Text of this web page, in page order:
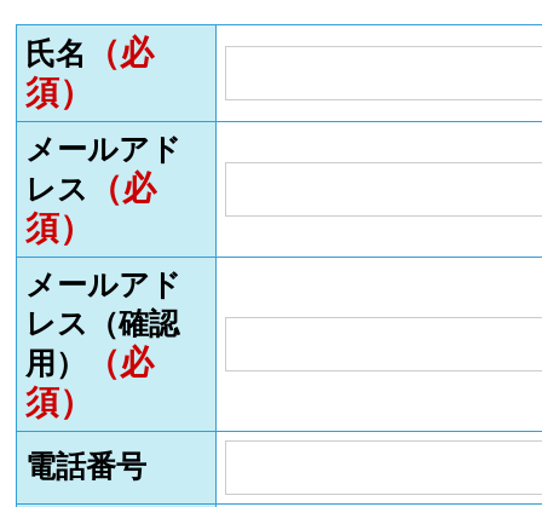
氏名
（必
須）
メールアド
レス
（必
須）
メールアド
レス（確認
用）
（必
須）
電話番号